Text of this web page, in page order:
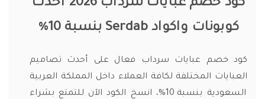
كود خصم عبايات سرداب 2026 احدث
كوبونات واكواد Serdab بنسبة 10%
كود خصم عبايات سرداب فعال على أحدث تصاميم
العبايات المختلفة لكافة العملاء داخل المملكة العربية
السعودية بنسبة 10%، انسخ الكود الآن للتمتع بشراء